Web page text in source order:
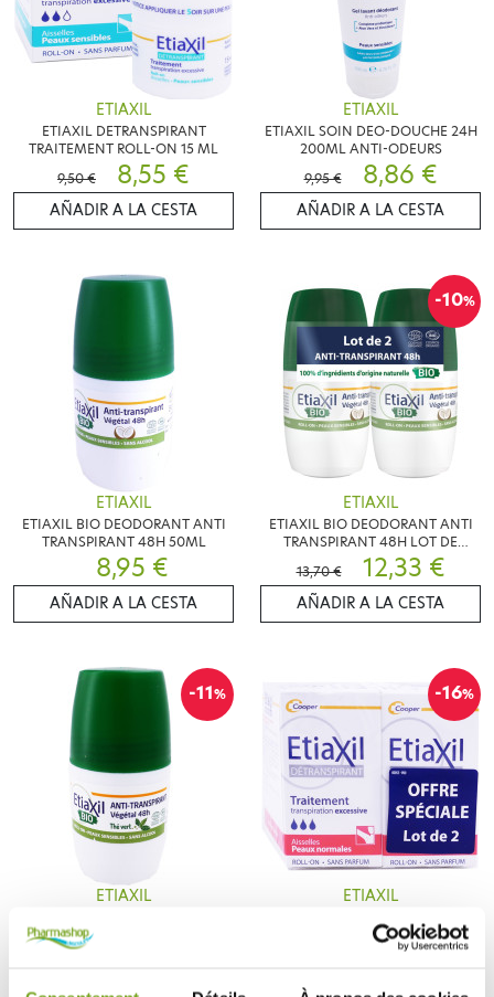
ETIAXIL
ETIAXIL DETRANSPIRANT
TRAITEMENT ROLL-ON 15 ML
9,50 €
8,55 €
AÑADIR A LA CESTA
ETIAXIL
ETIAXIL SOIN DEO-DOUCHE 24H
200ML ANTI-ODEURS
9,95 €
8,86 €
AÑADIR A LA CESTA
ETIAXIL
ETIAXIL BIO DEODORANT ANTI
TRANSPIRANT 48H 50ML
8,95 €
AÑADIR A LA CESTA
-10%
ETIAXIL
ETIAXIL BIO DEODORANT ANTI
TRANSPIRANT 48H LOT DE
2X50ML
13,70 € 12,33 €
AÑADIR A LA CESTA
-11%
ETIAXIL
TRANSPIRANT VEGETAL 48H THE
-16%
ETIAXIL
AISSELLES PEAUX NORMALES
LOT DE 2X15ML
14,27 €